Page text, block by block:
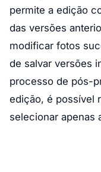
permite a edição
das versões
modificar fotos
de salvar versões
processo de pós-
edição, é possível
selecionar apenas